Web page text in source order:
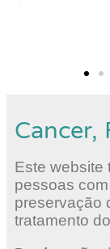
Cancer,
Este website
pessoas
preservação
tratamento